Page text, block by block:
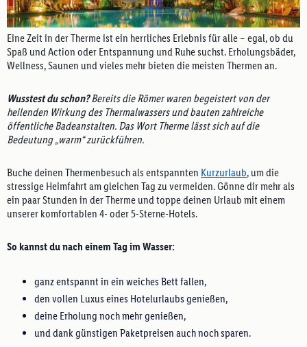
Eine Zeit in der Therme ist ein herrliches Erlebnis für alle – egal, ob du
Spaß und Action oder Entspannung und Ruhe suchst. Erholungsbäder,
Wellness, Saunen und vieles mehr bieten die meisten Thermen an.
Wusstest du schon?Bereits die Römer waren begeistert von der
heilenden Wirkung des Thermalwassers und bauten zahlreiche
öffentliche Badeanstalten. Das Wort Therme lässt sich auf die
Bedeutung „warm“ zurückführen.
Buche deinen Thermenbesuch als entspannten Kurzurlaub, um die
stressige Heimfahrt am gleichen Tag zu vermeiden. Gönne dir mehr als
ein paar Stunden in der Therme und toppe deinen Urlaub mit einem
unserer komfortablen 4- oder 5-Sterne-Hotels.
So kannst du nach einem Tag im Wasser:
ganz entspannt in ein weiches Bett fallen,
den vollen Luxus eines Hotelurlaubs genießen,
deine Erholung noch mehr genießen,
und dank günstigen Paketpreisen auch noch sparen.